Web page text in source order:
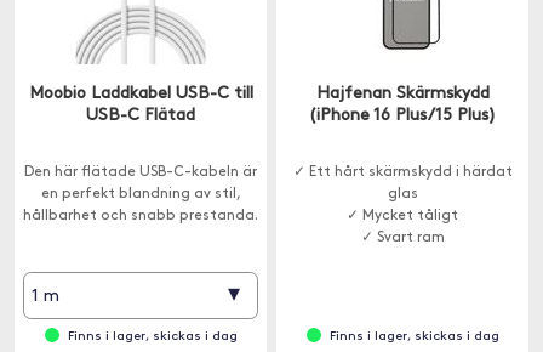
Moobio Laddkabel USB-C till
USB-C Flätad
Den här flätade USB-C-kabeln är
en perfekt blandning av stil,
hållbarhet och snabb prestanda.
1 m ▾
Finns i lager, skickas i dag
Hajfenan Skärmskydd
(iPhone 16 Plus/15 Plus)
✓ Ett hårt skärmskydd i härdat
glas
✓ Mycket tåligt
✓ Svart ram
Finns i lager, skickas i dag